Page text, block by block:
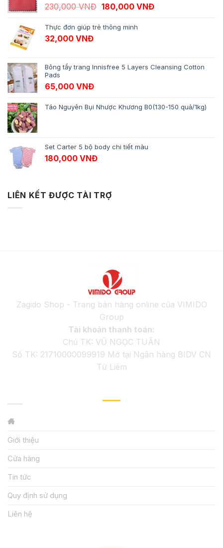
230,000VNĐ Giá gốc là: 230,000 VNĐ.
180,000 VNĐGiá hiện tại là:
Thực đơn giúp trẻ thông minh
32,000 VNĐ
Bông tẩy trang Innisfree 5 Layers Cleansing Cotton
Pads
65,000 VNĐ
Táo Nguyên Bụi Nhược Khương B0(130-150 quả/1kg)
Set Carter 5 bộ body chi tiết màu
180,000 VNĐ
LIÊN KẾT ĐƯỢC TÀI TRỢ
Zagido Shop - Trang bán hàng online của VIMIDO
Group
Tài khoản thanh toán:
Chủ TK: VŨ NGỌC TUÂN
Số TK: 21710000099919 Mở tại Ngân hàng BIDV CN
Từ Liêm
Giới thiệu
Cửa hàng
Tin tức
Quy định sử dụng
Liên hệ